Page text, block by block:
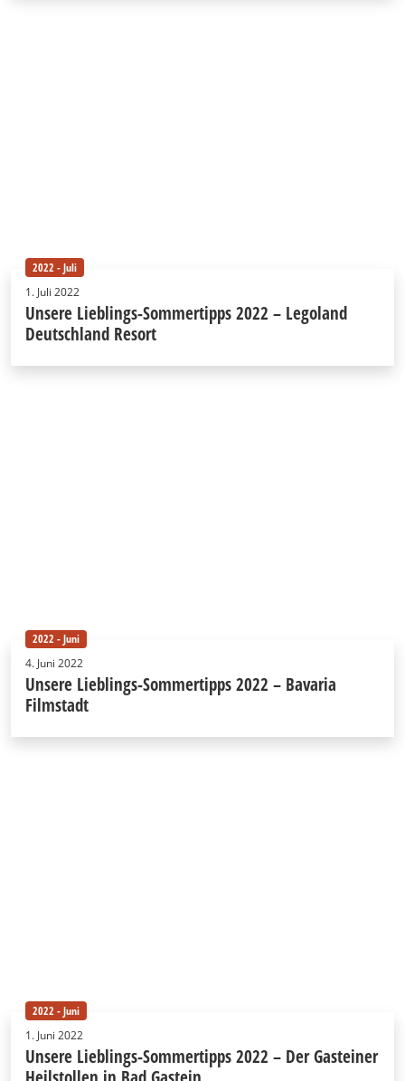
2022 - Juli
1. Juli 2022
Unsere Lieblings-Sommertipps 2022 – Legoland
Deutschland Resort
2022 - Juni
4. Juni 2022
Unsere Lieblings-Sommertipps 2022 – Bavaria
Filmstadt
2022 - Juni
1. Juni 2022
Unsere Lieblings-Sommertipps 2022 – Der Gasteiner